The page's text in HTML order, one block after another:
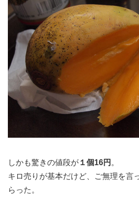
しかも驚きの値段が １個16円 。
キロ売りが基本だけど、ご無理を言
らった。